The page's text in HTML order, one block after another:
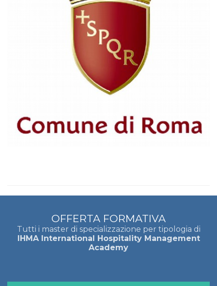
OFFERTA FORMATIVA
Tutti i master di specializzazione per tipologia di
IHMA International Hospitality Management
Academy